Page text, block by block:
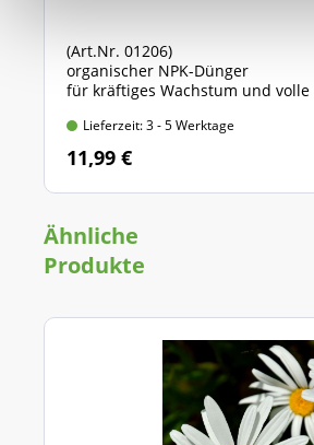
(Art.Nr. 01206)
organischer NPK-Dünger
für kräftiges Wachstum und volle
Lieferzeit: 3 - 5 Werktage
11,99 €
Ähnliche
Produkte